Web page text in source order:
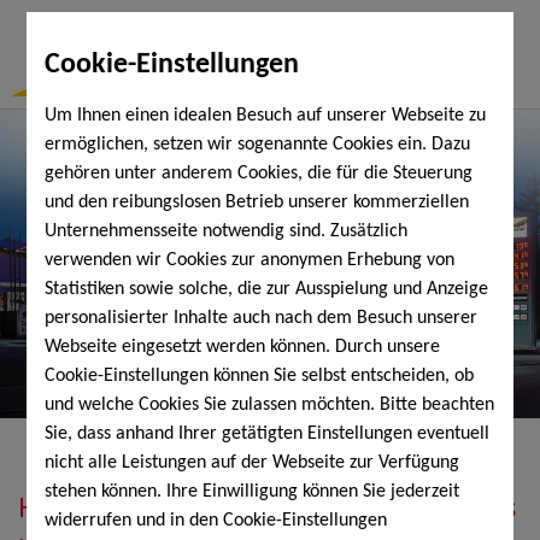
Cookie-Einstellungen
Um Ihnen einen idealen Besuch auf unserer Webseite zu
ermöglichen, setzen wir sogenannte Cookies ein. Dazu
gehören unter anderem Cookies, die für die Steuerung
und den reibungslosen Betrieb unserer kommerziellen
Unternehmensseite notwendig sind. Zusätzlich
verwenden wir Cookies zur anonymen Erhebung von
Statistiken sowie solche, die zur Ausspielung und Anzeige
personalisierter Inhalte auch nach dem Besuch unserer
Webseite eingesetzt werden können. Durch unsere
Cookie-Einstellungen können Sie selbst entscheiden, ob
und welche Cookies Sie zulassen möchten. Bitte beachten
Sie, dass anhand Ihrer getätigten Einstellungen eventuell
nicht alle Leistungen auf der Webseite zur Verfügung
stehen können. Ihre Einwilligung können Sie jederzeit
widerrufen und in den Cookie-Einstellungen
Heizöl, Diesel, Schmierstoffe, Holzpellets